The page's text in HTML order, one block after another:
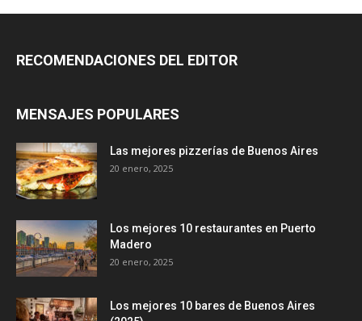
RECOMENDACIONES DEL EDITOR
MENSAJES POPULARES
Las mejores pizzerías de Buenos Aires
20 enero, 2025
Los mejores 10 restaurantes en Puerto
Madero
20 enero, 2025
Los mejores 10 bares de Buenos Aires